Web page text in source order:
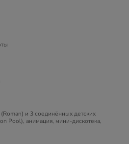
и 3 соединённых детских
Pool), анимация, мини-дискотека,